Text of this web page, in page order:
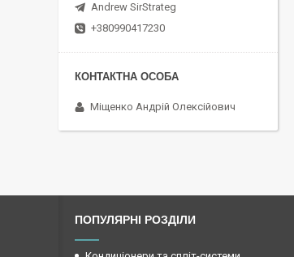
Andrew SirStrateg
+380990417230
Міщенко Андрій Олексійович
ПОПУЛЯРНІ РОЗДІЛИ